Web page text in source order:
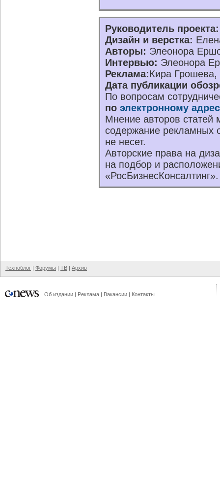
Руководитель проекта:
Дизайн и верстка:
Авторы: Элеонора
Интервью: Элеонора
Реклама:Кира
Дата публикации
По вопросам
по электронному
Мнение авторов статей
содержание рекламных
не несет.
Авторские права на
на подбор и
Техноблог | Форумы | ТВ | Архив
Об издании | Реклама | Вакансии | Контакты